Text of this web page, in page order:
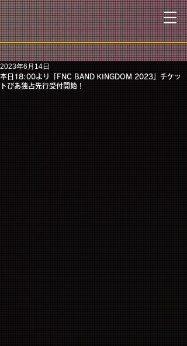
本日18:00より「FNC BAND KINGDOM 2023」チケッ
トぴあ独占先行受付開始！
2023年6月14日